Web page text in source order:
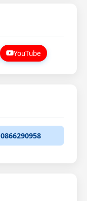
YouTube
0866290958